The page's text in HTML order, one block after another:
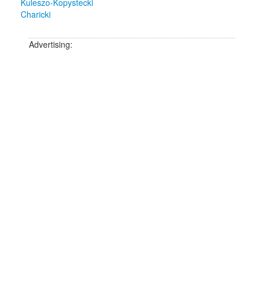
Kuleszo-Kopystecki
Charicki
Advertising: